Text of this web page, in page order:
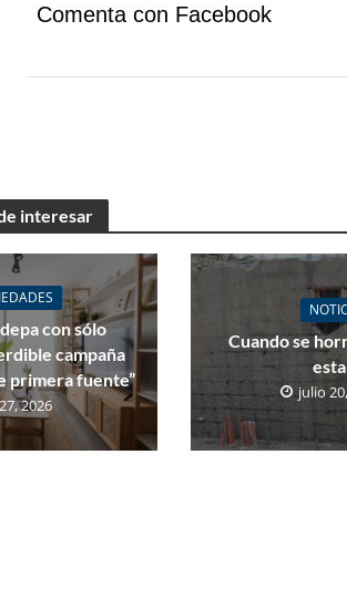
Comenta con Facebook
interesar
con sólo
campaña
primera fuente”
2026
Cuando se
julio